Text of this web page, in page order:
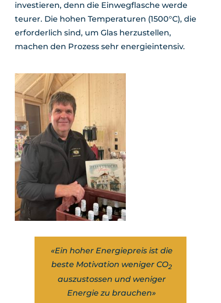
investieren, denn die Einwegflasche werde
teurer. Die hohen Temperaturen (1500°C), die
erforderlich sind, um Glas herzustellen,
machen den Prozess sehr energieintensiv.
«Ein hoher Energiepreis ist die
beste Motivation weniger CO2
auszustossen und weniger
Energie zu brauchen»